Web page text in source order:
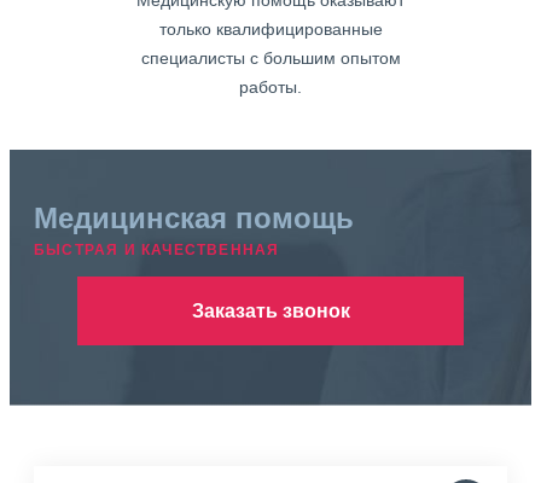
только квалифицированные
специалисты с большим опытом
работы.
Медицинская помощь
БЫСТРАЯ И КАЧЕСТВЕННАЯ
Заказать звонок